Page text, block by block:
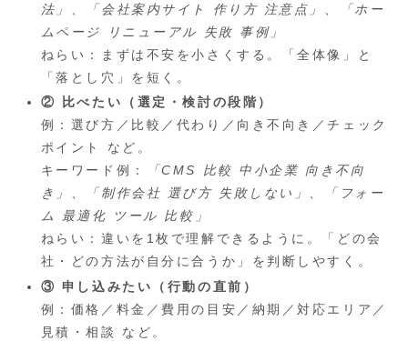
法」
「会社案内サイト 作り方 注意点」
「ホー
ムページ リニューアル 失敗 事例」
ねらい：まずは不安を小さくする。「全体像」と
「落とし穴」を短く。
② 比べたい（選定・検討の段階）
例：選び方／比較／代わり／向き不向き／チェック
ポイント など。
キーワード例：
「CMS 比較 中小企業 向き不向
き」 、 「制作会社 選び方 失敗しない」 、
「フォー
ム 最適化 ツール 比較」
ねらい：違いを1枚で理解できるように。「どの会
社・どの方法が自分に合うか」を判断しやすく。
③ 申し込みたい（行動の直前）
例：価格／料金／費用の目安／納期／対応エリア／
見積・相談 など。